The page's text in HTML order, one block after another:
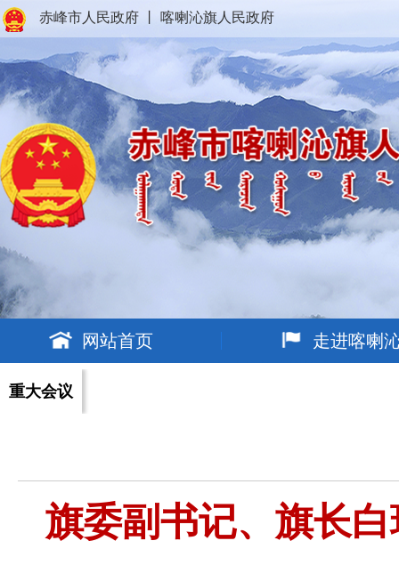
赤峰市人民政府 喀喇沁旗人民政府
网站首页 走进喀喇
重大会议
旗委副书记、旗长